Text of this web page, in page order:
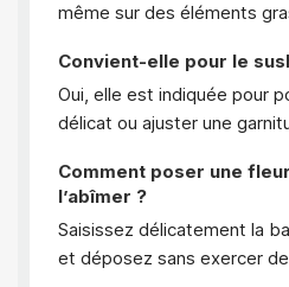
même sur des éléments
Convient-elle pour le
Oui, elle est indiquée pour
délicat ou ajuster une
Comment poser une
l’abîmer ?
Saisissez délicatement la
et déposez sans exercer